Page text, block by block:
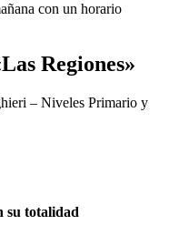
con un horario
Regiones»
– Niveles Primario y
su totalidad